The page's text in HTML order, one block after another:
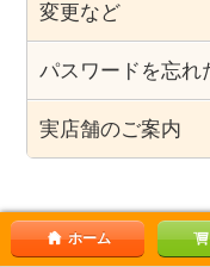
変更など
パスワードを忘れ
実店舗のご案内
ホーム